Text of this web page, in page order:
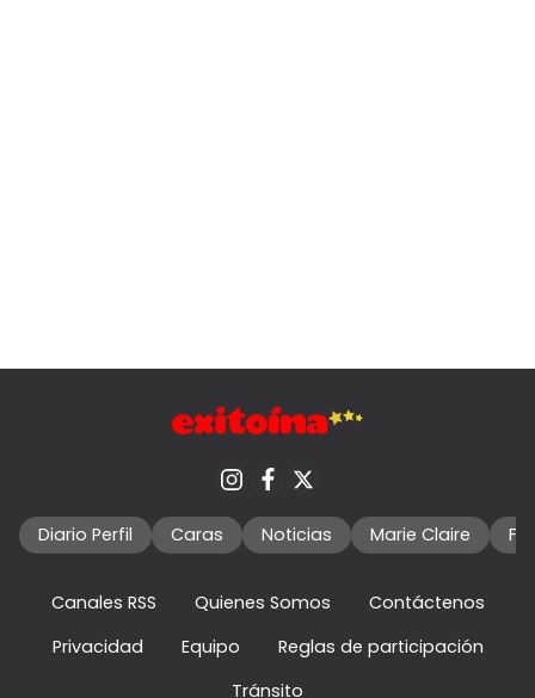
Diario Perfil Caras Noticias Marie Claire
Canales RSS Quienes Somos
Contáctenos
Privacidad
Equipo
Reglas de participación
Tránsito